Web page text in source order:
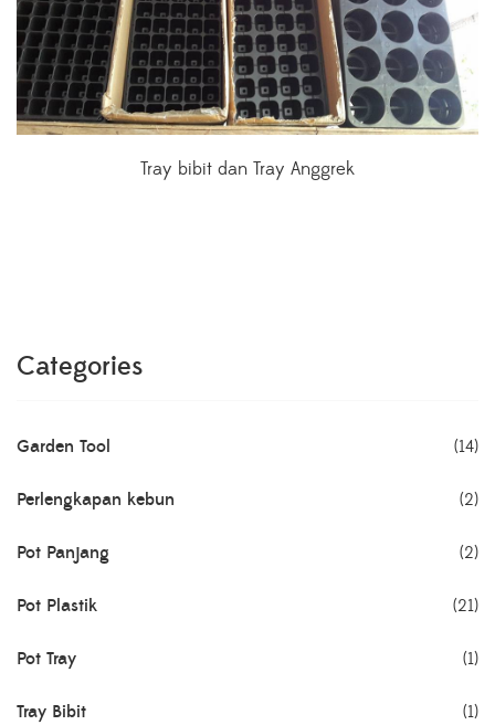
Tray bibit dan Tray Anggrek
Categories
Garden Tool (14)
Perlengkapan kebun (2)
Pot Panjang (2)
Pot Plastik (21)
Pot Tray (1)
Tray Bibit (1)